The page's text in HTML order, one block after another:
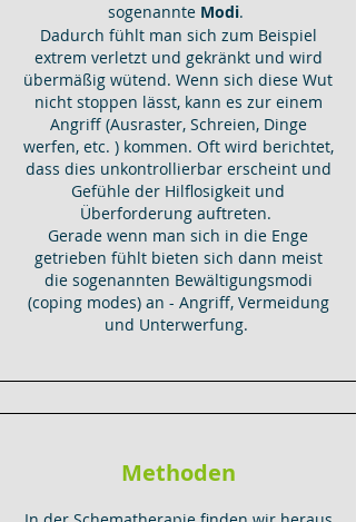
sogenannte Modi.
Dadurch fühlt man sich zum Beispiel
extrem verletzt und gekränkt und wird
übermäßig wütend. Wenn sich diese Wut
nicht stoppen lässt, kann es zur einem
Angriff (Ausraster, Schreien, Dinge
werfen, etc. ) kommen. Oft wird berichtet,
dass dies unkontrollierbar erscheint und
Gefühle der Hilflosigkeit und
Überforderung auftreten.
Gerade wenn man sich in die Enge
getrieben fühlt bieten sich dann meist
die sogenannten Bewältigungsmodi
(coping modes) an - Angriff, Vermeidung
und Unterwerfung.
Methoden